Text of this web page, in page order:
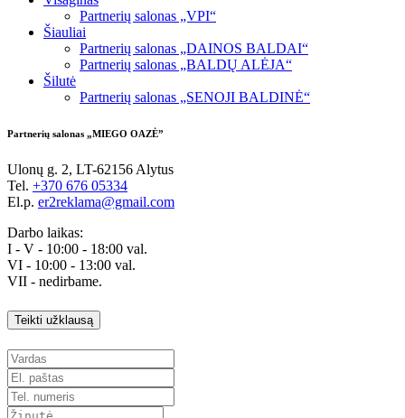
Partnerių salonas „VPI“
Šiauliai
Partnerių salonas „DAINOS BALDAI“
Partnerių salonas „BALDŲ ALĖJA“
Šilutė
Partnerių salonas „SENOJI BALDINĖ“
Partnerių salonas „MIEGO OAZĖ”
Ulonų g. 2, LT-62156 Alytus
Tel. +370 676 05334
El.p. er2reklama@gmail.com
Darbo laikas:
I - V - 10:00 - 18:00 val.
VI - 10:00 - 13:00 val.
VII - nedirbame.
Teikti užklausą